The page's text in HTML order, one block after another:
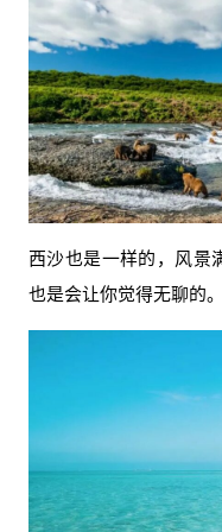
西沙也是一样的，风景
也是会让你觉得无聊的。